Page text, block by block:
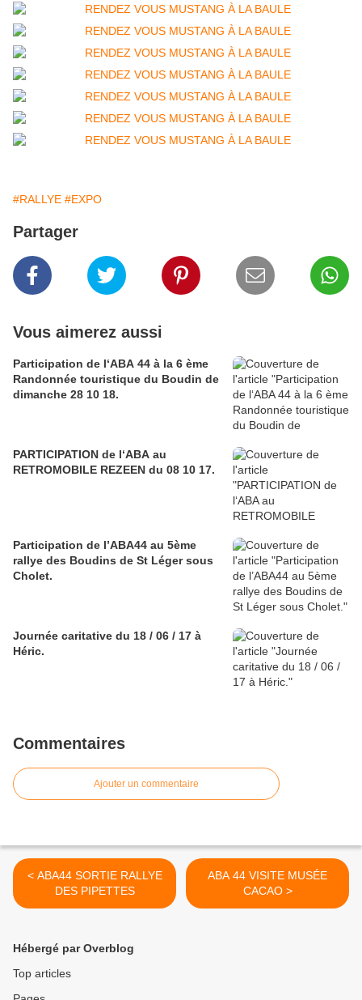
#RALLYE #EXPO
Partager
Vous aimerez aussi
Participation de l‘ABA 44 à la 6 ème
Randonnée touristique du Boudin de
dimanche 28 10 18.
PARTICIPATION de l‘ABA au
RETROMOBILE REZEEN du 08 10 17.
Participation de l’ABA44 au 5ème
rallye des Boudins de St Léger sous
Cholet.
Journée caritative du 18 / 06 / 17 à
Héric.
Commentaires
Ajouter un commentaire
< ABA44 SORTIE RALLYE
DES PIPETTES
ABA 44 VISITE MUSÉE
CACAO >
Hébergé par Overblog
Top articles